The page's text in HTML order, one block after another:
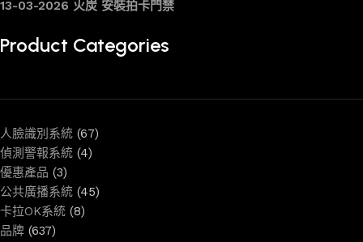
13-03-2026 火炭 安裝拍卡門禁
Product Categories
人臉識別系統 (67)
偵測警報系統 (4)
優惠產品 (3)
公共廣播系統 (45)
卡拉OK系統 (8)
品牌 (637)